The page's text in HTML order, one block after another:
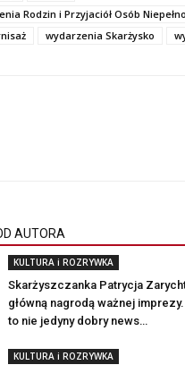
Rodzin i Przyjaciół Osób
wydarzenia Skarżysko
AUTORA
KULTURA i ROZRYWKA
Skarżyszczanka Patrycja
główną nagrodą ważnej imprezy.
to nie jedyny dobry news…
KULTURA i ROZRYWKA